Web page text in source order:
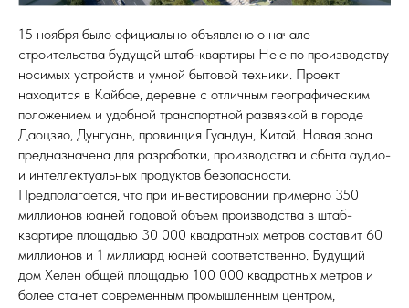
15 ноября было официально объявлено о начале
строительства будущей штаб-квартиры Hele по производству
носимых устройств и умной бытовой техники. Проект
находится в Кайбае, деревне с отличным географическим
положением и удобной транспортной развязкой в городе
Даоцзяо, Дунгуань, провинция Гуандун, Китай. Новая зона
предназначена для разработки, производства и сбыта аудио-
и интеллектуальных продуктов безопасности.
Предполагается, что при инвестировании примерно 350
миллионов юаней годовой объем производства в штаб-
квартире площадью 30 000 квадратных метров составит 60
миллионов и 1 миллиард юаней соответственно. Будущий
дом Хелен общей площадью 100 000 квадратных метров и
более станет современным промышленным центром,